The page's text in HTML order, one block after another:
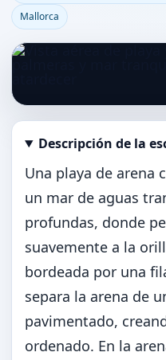
Mallorca
Abrir imagen en tamaño
Descripción de la
Una playa de arena
un mar de aguas
profundas, donde
suavemente a la
bordeada por una
separa la arena de
pavimentado,
ordenado. En la